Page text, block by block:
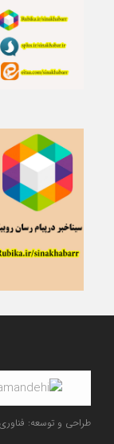
طراحی و توسعه: